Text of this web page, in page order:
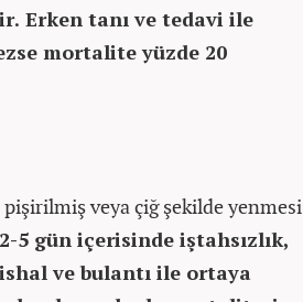
Erken tanı ve tedavi ile
mortalite yüzde 20
veya çiğ şekilde yenmesi
5 gün içerisinde iştahsızlık,
ve bulantı ile ortaya